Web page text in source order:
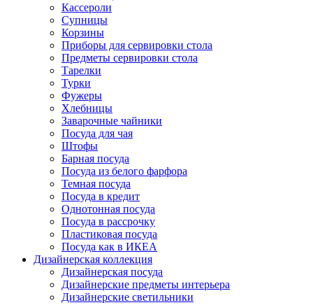
Кассероли
Супницы
Корзины
Приборы для сервировки стола
Предметы сервировки стола
Тарелки
Турки
Фужеры
Хлебницы
Заварочные чайники
Посуда для чая
Штофы
Барная посуда
Посуда из белого фарфора
Темная посуда
Посуда в кредит
Однотонная посуда
Посуда в рассрочку
Пластиковая посуда
Посуда как в ИКЕА
Дизайнерская коллекция
Дизайнерская посуда
Дизайнерские предметы интерьера
Дизайнерские светильники